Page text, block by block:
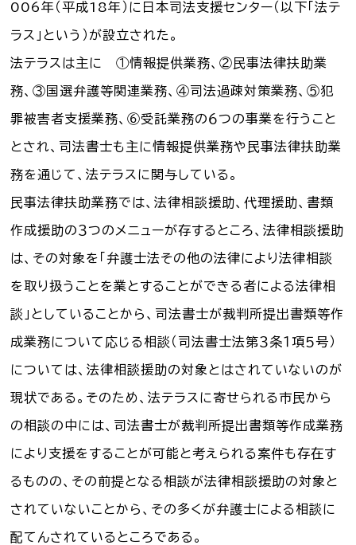
006年（平成18年）に日本司法支援センター（以下「法テ
ラス」という）が設立された。
法テラスは主に ①情報提供業務、②民事法律扶助業
務、③国選弁護等関連業務、④司法過疎対策業務、⑤犯
罪被害者支援業務、⑥受託業務の６つの事業を行うこと
とされ、司法書士も主に情報提供業務や民事法律扶助業
務を通じて、法テラスに関与している。
民事法律扶助業務では、法律相談援助、代理援助、書類
作成援助の３つのメニューが存するところ、法律相談援助
は、その対象を「弁護士法その他の法律により法律相談
を取り扱うことを業とすることができる者による法律相
談」としていることから、司法書士が裁判所提出書類等作
成業務について応じる相談（司法書士法第３条１項５号）
については、法律相談援助の対象とはされていないのが
現状である。そのため、法テラスに寄せられる市民から
の相談の中には、司法書士が裁判所提出書類等作成業務
により支援をすることが可能と考えられる案件も存在す
るものの、その前提となる相談が法律相談援助の対象と
されていないことから、その多くが弁護士による相談に
配てんされているところである。